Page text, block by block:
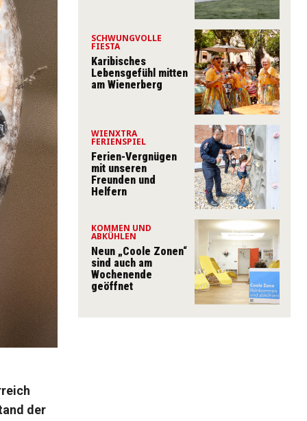
der
SCHWUNGVOLLE
FIESTA
Karibisches
Lebensgefühl mitten
am Wienerberg
WIENXTRA
FERIENSPIEL
Ferien-Vergnügen
mit unseren
Freunden und
Helfern
KOMMEN UND
ABKÜHLEN
Neun „Coole Zonen“
sind auch am
Wochenende
geöffnet